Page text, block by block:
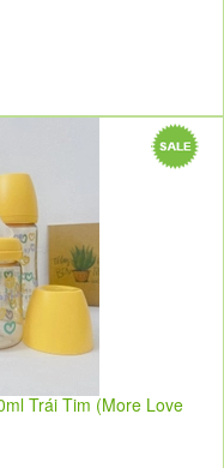
Trái Tim (More Love